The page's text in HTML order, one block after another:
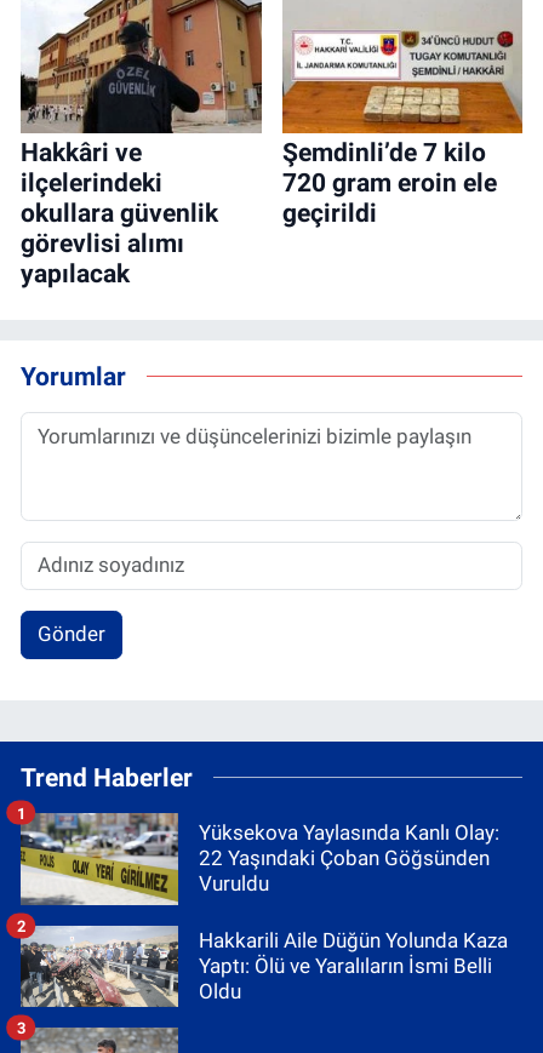
Hakkâri ve
ilçelerindeki
okullara güvenlik
görevlisi alımı
yapılacak
Şemdinli’de 7 kilo
720 gram eroin ele
geçirildi
Yorumlar
Gönder
Trend Haberler
Yüksekova Yaylasında Kanlı Olay:
22 Yaşındaki Çoban Göğsünden
Vuruldu
1
Hakkarili Aile Düğün Yolunda Kaza
Yaptı: Ölü ve Yaralıların İsmi Belli
Oldu
2
3